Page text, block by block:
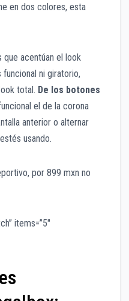
en dos colores, esta
que acentúan el look
ni giratorio,
total. De los botones
el de la corona
anterior o alternar
usando.
por 899 mxn no
items=”5″